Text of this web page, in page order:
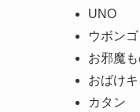
UNO
ウボンゴ
お邪魔
おばけ
カタン